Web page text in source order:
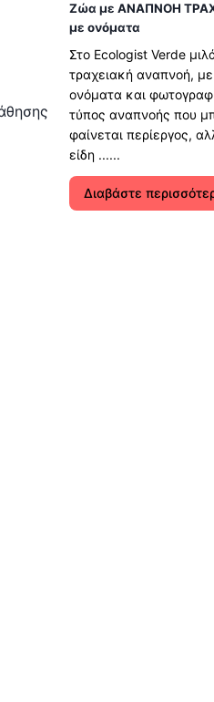
Ζώα με ΑΝΑΠΝΟΗ
με ονόματα
Στο Ecologist Verde
τραχειακή αναπνοή,
ονόματα και
τύπος αναπνοής που
φαίνεται περίεργος,
είδη ......
Διαβάστε